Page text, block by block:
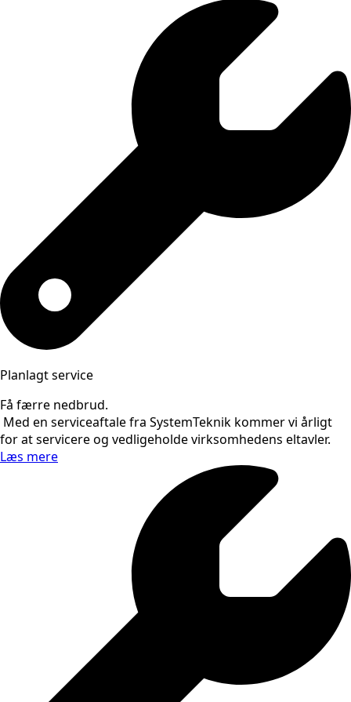
Planlagt service
Få færre nedbrud.
Med en serviceaftale fra SystemTeknik kommer vi årligt
for at servicere og vedligeholde virksomhedens eltavler.
Læs mere